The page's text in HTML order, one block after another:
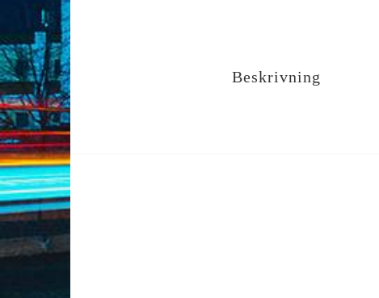
Beskrivning